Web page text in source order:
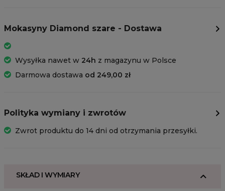
Mokasyny Diamond szare - Dostawa
Wysyłka nawet w 24h z magazynu w Polsce
Darmowa dostawa od 249,00 zł
Polityka wymiany i zwrotów
Zwrot produktu do 14 dni od otrzymania przesyłki.
SKŁAD I WYMIARY